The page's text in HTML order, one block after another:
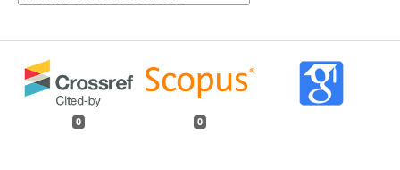
0 0